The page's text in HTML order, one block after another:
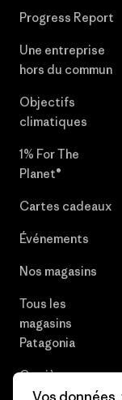
Progress Report
Une entreprise
hors du commun
Objectifs
climatiques
1% For The
Planet®
Cartes cadeaux
Événements
Nos magasins
Tous les
magasins
Patagonia
Carrières